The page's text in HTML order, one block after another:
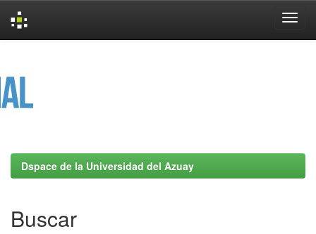
Dspace de la Universidad del Azuay
Buscar